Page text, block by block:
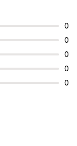
0
0
0
0
0